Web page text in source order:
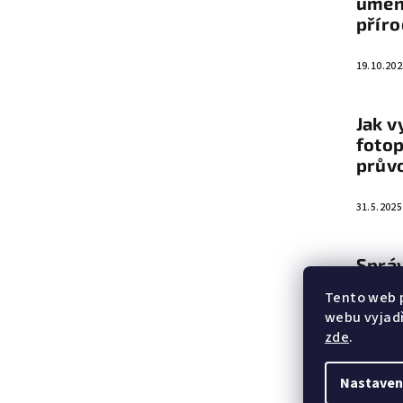
Tento web
webu
zde.
Jak
31.5.2025
5.6.2023